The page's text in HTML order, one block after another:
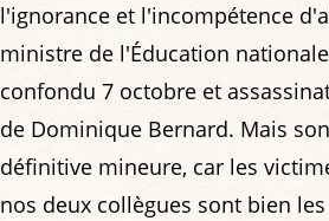
l'ignorance et l'incompétence
ministre de l'Éducation
confondu 7 octobre et
de Dominique Bernard. Mais
définitive mineure, car les
nos deux collègues sont bien